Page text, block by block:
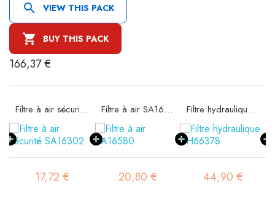
 VIEW THIS PACK
 BUY THIS PACK
166,37 €
Filtre à air sécurité SA16302
17,72 €
Filtre à air SA16580
20,80 €
Filtre hydraulique SH66378
44,90 €